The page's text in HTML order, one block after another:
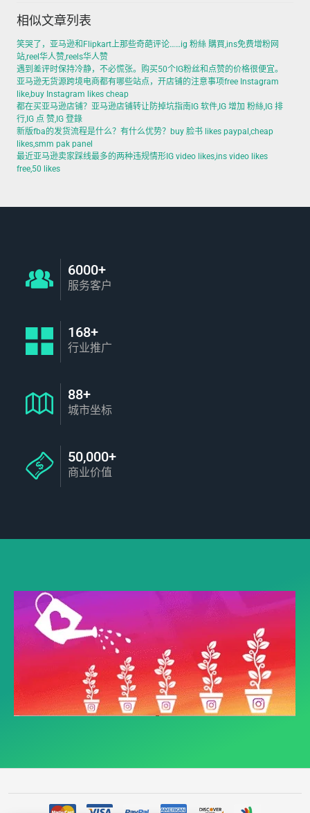
相似文章列表
笑哭了，亚马逊和Flipkart上那些奇葩评论……ig 粉絲 購買,ins免费增粉网
站,reel华人赞,reels华人赞
遇到差评时保持冷静，不必慌张。购买50个IG粉丝和点赞的价格很便宜。
亚马逊无货源跨境电商都有哪些站点，开店铺的注意事项free Instagram
like,buy Instagram likes cheap
都在买亚马逊店铺？亚马逊店铺转让防掉坑指南IG 软件,IG 增加 粉絲,IG 排
行,IG 点 赞,IG 登錄
新版fba的发货流程是什么？有什么优势？buy 脸书 likes paypal,cheap
likes,smm pak panel
最近亚马逊卖家踩线最多的两种违规情形IG video likes,ins video likes
free,50 likes
6000+
服务客户
168+
行业推广
88+
城市坐标
50,000+
商业价值